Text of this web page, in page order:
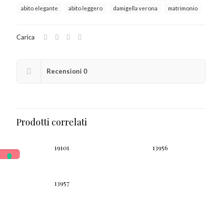
abito elegante
abito leggero damigella verona matrimonio
Carica
Recensioni 0
Prodotti correlati
19101 13956
13957